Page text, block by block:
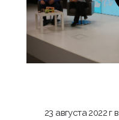
23 августа 2022 г в